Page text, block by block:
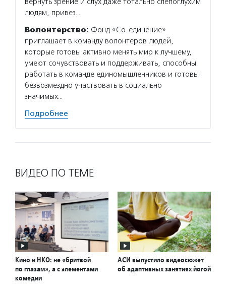
людям, привез…
Волонтерство: Фонд «Со-единение»
приглашает в команду волонтеров людей,
которые готовы активно менять мир к лучшему,
умеют сочувствовать и поддерживать, способны
работать в команде единомышленников и готовы
безвозмездно участвовать в социально
значимых…
Подробнее
ВИДЕО ПО ТЕМЕ
Кино и НКО: не «бритвой
по глазам», а с элементами
комедии
АСИ выпустило видеосюжет
об адаптивных занятиях йогой